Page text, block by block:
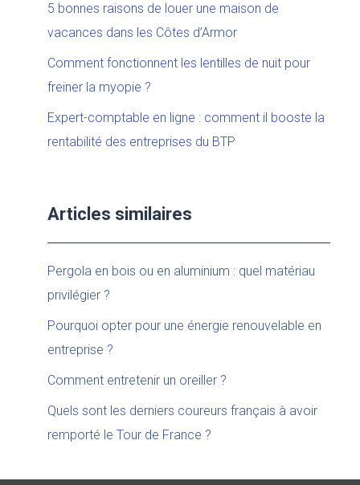
5 bonnes raisons de louer une maison de
vacances dans les Côtes d’Armor
Comment fonctionnent les lentilles de nuit pour
freiner la myopie ?
Expert-comptable en ligne : comment il booste la
rentabilité des entreprises du BTP
Articles similaires
Pergola en bois ou en aluminium : quel matériau
privilégier ?
Pourquoi opter pour une énergie renouvelable en
entreprise ?
Comment entretenir un oreiller ?
Quels sont les derniers coureurs français à avoir
remporté le Tour de France ?